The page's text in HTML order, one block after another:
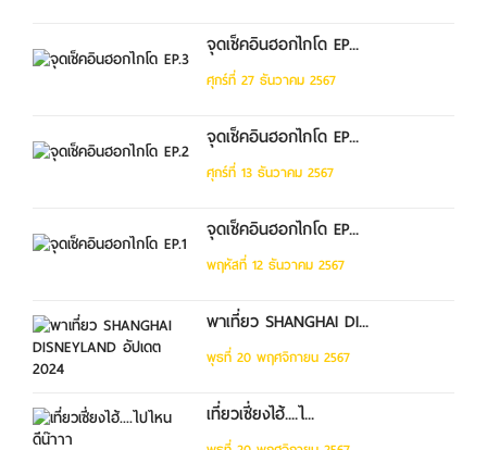
จุดเช็คอินฮอกไกโด EP...
ศุกร์ที่ 27 ธันวาคม 2567
จุดเช็คอินฮอกไกโด EP...
ศุกร์ที่ 13 ธันวาคม 2567
จุดเช็คอินฮอกไกโด EP...
พฤหัสที่ 12 ธันวาคม 2567
พาเที่ยว SHANGHAI DI...
พุธที่ 20 พฤศจิกายน 2567
เที่ยวเซี่ยงไฮ้....ไ...